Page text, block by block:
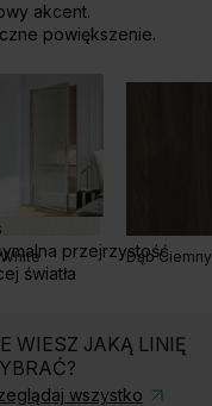
akcent.
powiększenie.
przejrzystość
światła
WIESZ JAKĄ LINIĘ
wszystko
Dąb Ciemny